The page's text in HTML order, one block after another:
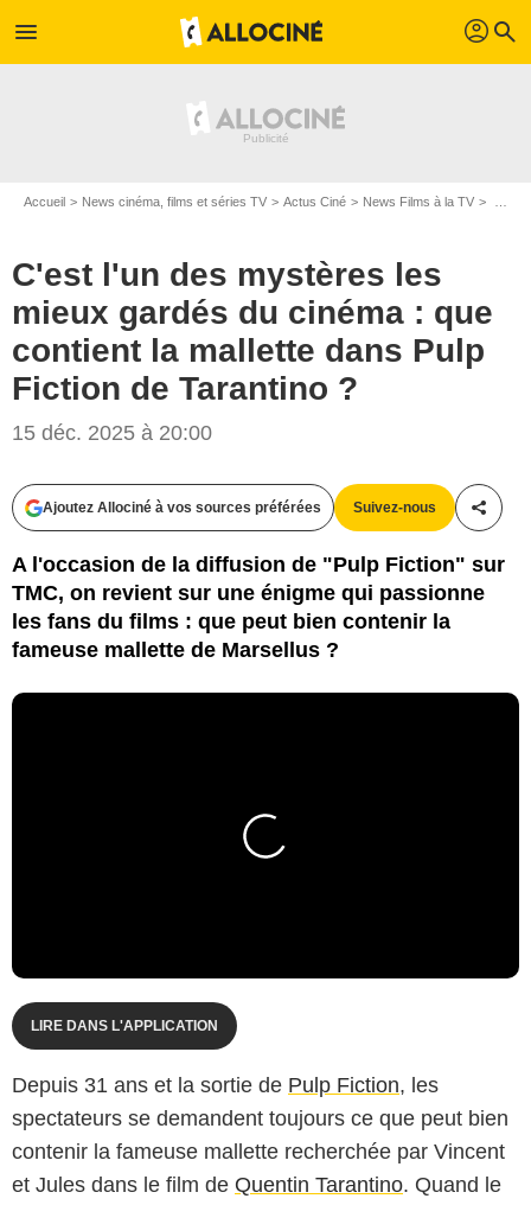
menu profil search
Accueil News cinéma, films et séries TV Actus Ciné News Films à la TV
C'est l'un des mystères les
mieux gardés du cinéma : que
contient la mallette dans Pulp
Fiction de Tarantino ?
15 déc. 2025 à 20:00
Ajoutez Allociné à vos sources préférées Suivez-nous
A l'occasion de la diffusion de "Pulp Fiction" sur
TMC, on revient sur une énigme qui passionne
les fans du films : que peut bien contenir la
fameuse mallette de Marsellus ?
LIRE DANS L'APPLICATION
Depuis 31 ans et la sortie de Pulp Fiction, les
spectateurs se demandent toujours ce que peut bien
contenir la fameuse mallette recherchée par Vincent
et Jules dans le film de Quentin Tarantino. Quand le